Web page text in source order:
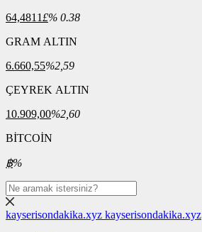
64,4811£% 0.38
GRAM ALTIN
6.660,55%2,59
ÇEYREK ALTIN
10.909,00%2,60
BİTCOİN
฿%
kayserisondakika.xyz kayserisondakika.xyz